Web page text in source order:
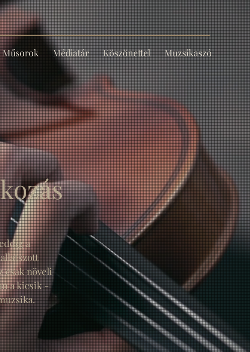
Műsorok Médiatár Köszönettel Muzsikaszó
a
csak növeli
a kicsik -